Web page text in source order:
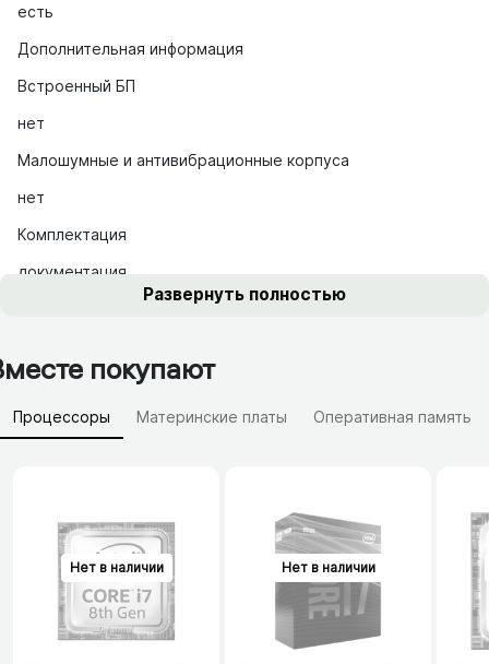
есть
Дополнительная информация
Встроенный БП
нет
Малошумные и антивибрационные корпуса
нет
Комплектация
документация
Развернуть полностью
покупают
Процессоры Материнские платы Оперативная память
Батарейки, аккумуляторы Зарядные устройства (АЗУ)